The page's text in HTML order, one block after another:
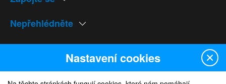
Nepřehlédněte
Naše weby
Nastavení cookies